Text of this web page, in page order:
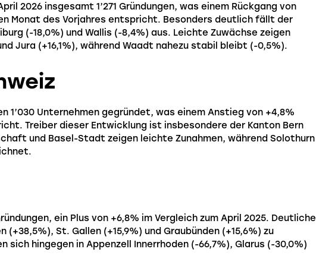
2026 insgesamt 1’271 Gründungen, was einem Rückgang von
Monat des Vorjahres entspricht. Besonders deutlich fällt der
(-18,0%) und Wallis (-8,4%) aus. Leichte Zuwächse zeigen
Jura (+16,1%), während Waadt nahezu stabil bleibt (-0,5%).
1’030 Unternehmen gegründet, was einem Anstieg von +4,8%
Treiber dieser Entwicklung ist insbesondere der Kanton Bern
und Basel-Stadt zeigen leichte Zunahmen, während Solothurn
ein Plus von +6,8% im Vergleich zum April 2025. Deutliche
St. Gallen (+15,9%) und Graubünden (+15,6%) zu
sich hingegen in Appenzell Innerrhoden (-66,7%), Glarus (-30,0%)